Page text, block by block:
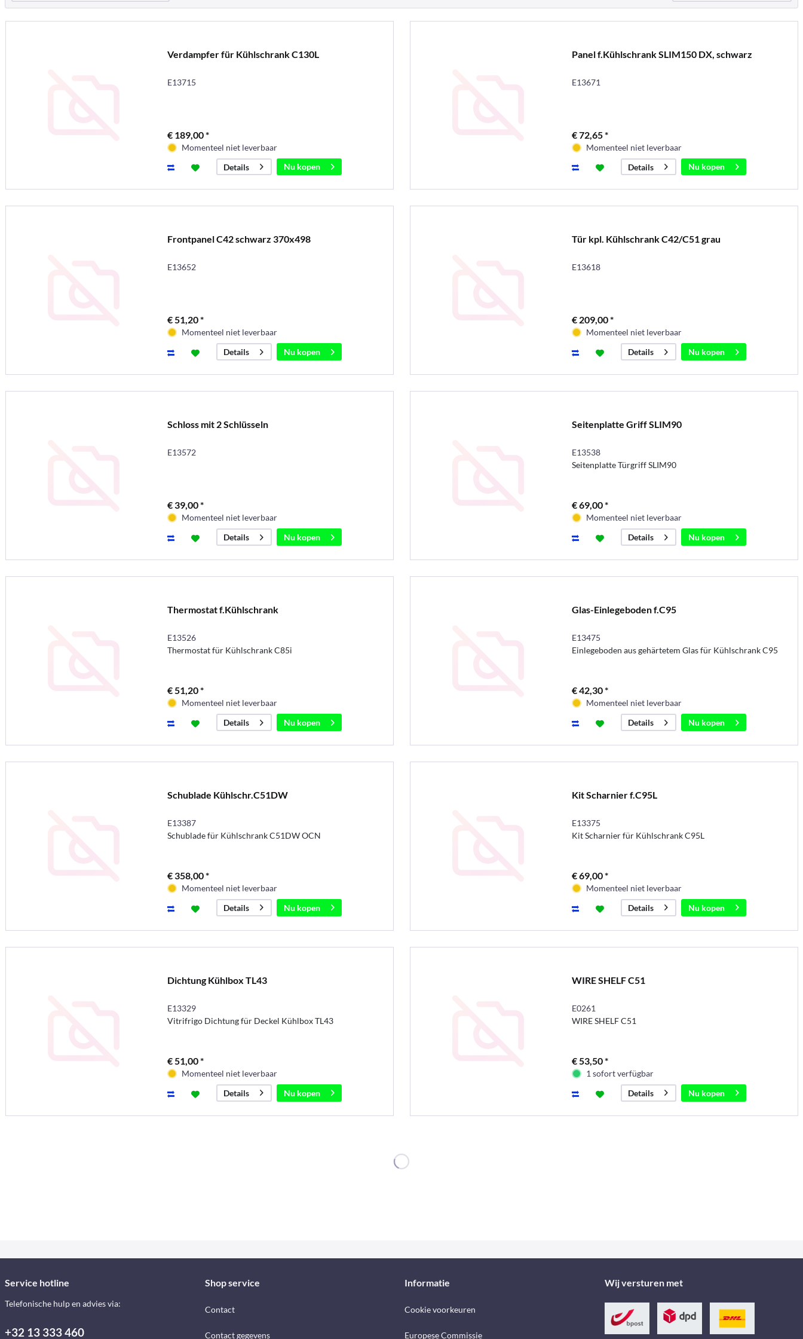
Verdampfer für Kühlschrank C130L
E13715
€ 189,00 *
Momenteel niet leverbaar
Details
Nu kopen
Panel f.Kühlschrank SLIM150 DX, schwarz
E13671
€ 72,65 *
Momenteel niet leverbaar
Details
Nu kopen
Frontpanel C42 schwarz 370x498
E13652
€ 51,20 *
Momenteel niet leverbaar
Details
Nu kopen
Tür kpl. Kühlschrank C42/C51 grau
E13618
€ 209,00 *
Momenteel niet leverbaar
Details
Nu kopen
Schloss mit 2 Schlüsseln
E13572
€ 39,00 *
Momenteel niet leverbaar
Details
Nu kopen
Seitenplatte Griff SLIM90
E13538
Seitenplatte Türgriff SLIM90
€ 69,00 *
Momenteel niet leverbaar
Details
Nu kopen
Thermostat f.Kühlschrank
E13526
Thermostat für Kühlschrank C85i
€ 51,20 *
Momenteel niet leverbaar
Details
Nu kopen
Glas-Einlegeboden f.C95
E13475
Einlegeboden aus gehärtetem Glas für Kühlschrank C95
€ 42,30 *
Momenteel niet leverbaar
Details
Nu kopen
Schublade Kühlschr.C51DW
E13387
Schublade für Kühlschrank C51DW OCN
€ 358,00 *
Momenteel niet leverbaar
Details
Nu kopen
Kit Scharnier f.C95L
E13375
Kit Scharnier für Kühlschrank C95L
€ 69,00 *
Momenteel niet leverbaar
Details
Nu kopen
Dichtung Kühlbox TL43
E13329
Vitrifrigo Dichtung für Deckel Kühlbox TL43
€ 51,00 *
Momenteel niet leverbaar
Details
Nu kopen
WIRE SHELF C51
E0261
WIRE SHELF C51
€ 53,50 *
1 sofort verfügbar
Details
Nu kopen
Service hotline
Telefonische hulp en advies via:
+32 13 333 460
Shop service
Contact
Contact gegevens
Informatie
Cookie voorkeuren
Europese Commissie
Wij versturen met